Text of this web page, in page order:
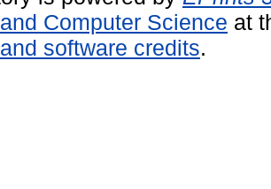
Computer Science at
software credits.